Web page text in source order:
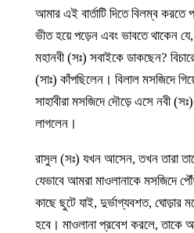
আমার এই বার্তাটি দিতে বিলম্ব করতে
ভীত হয়ে পড়েন এবং ভাবতে থাকেন
মহানবী (সঃ) সবাইকে ডাকছেন?
(সাঃ) কাঁপছিলেন। বিলাল মসজিদে
সাহাবীরা মসজিদে দৌড়ে এসে নবী
লাগলেন।
রাসুল (সঃ) যখন আসেন, তখন তারা
যেভাবে আমরা মাওলানাকে মসজিদে
কাছে ছুটে যাই, দুর্ভাগ্যবশত, ঘোড়ার
হবে। মাওলানা প্রবেশ করলে, তাকে